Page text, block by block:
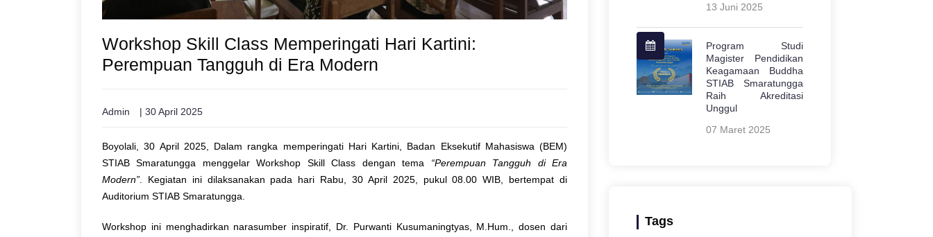
Workshop Skill Class Memperingati Hari Kartini:
Perempuan Tangguh di Era Modern
Admin | 30 April 2025
Boyolali, 30 April 2025, Dalam rangka memperingati Hari Kartini, Badan Eksekutif Mahasiswa (BEM)
STIAB Smaratungga menggelar Workshop Skill Class dengan tema “Perempuan Tangguh di Era
Modern”. Kegiatan ini dilaksanakan pada hari Rabu, 30 April 2025, pukul 08.00 WIB, bertempat di
Auditorium STIAB Smaratungga.
Workshop ini menghadirkan narasumber inspiratif, Dr. Purwanti Kusumaningtyas, M.Hum., dosen dari
13 Juni 2025
Program Studi
Magister Pendidikan
Keagamaan Buddha
STIAB Smaratungga
Raih Akreditasi
Unggul
07 Maret 2025
Tags